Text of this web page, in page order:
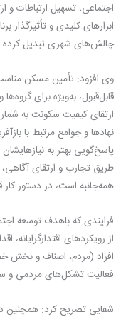
اجتماعی، تسهیل ارتباطات و
ابزارهای کلیدی و تأثیرگذار
چالش‌های شهری تبدیل
وی افزود: تأمین مسکن
قابل‌قبول، به‌ویژه برای
ارتقای کیفیت سکونت به شمار
نهادها و جوامع مرتبط با
پاسخ‌گویی بهتر به
طریق تجارب و ارتقای
همه‌جانبه است، در دستور کار
فرایندی که باهدف توسعه
از رویکردهای اقتدارگرایانه،
افراد (مردم، اصناف و بخش
فعالیت تشکل‌های مردمی و
شفایی تصریح کرد: همچنین